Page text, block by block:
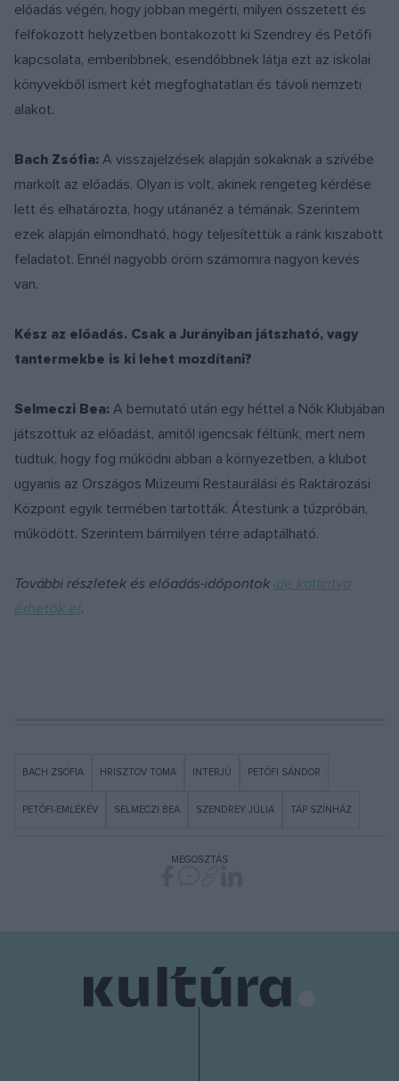
előadás végén, hogy jobban megérti, milyen összetett és
felfokozott helyzetben bontakozott ki Szendrey és Petőfi
kapcsolata, emberibbnek, esendőbbnek látja ezt az iskolai
könyvekből ismert két megfoghatatlan és távoli nemzeti
alakot.
Bach Zsófia: A visszajelzések alapján sokaknak a szívébe
markolt az előadás. Olyan is volt, akinek rengeteg kérdése
lett és elhatározta, hogy utánanéz a témának. Szerintem
ezek alapján elmondható, hogy teljesítettük a ránk kiszabott
feladatot. Ennél nagyobb öröm számomra nagyon kevés
van.
Kész az előadás. Csak a Jurányiban játszható, vagy
tantermekbe is ki lehet mozdítani?
Selmeczi Bea: A bemutató után egy héttel a Nők Klubjában
játszottuk az előadást, amitől igencsak féltünk, mert nem
tudtuk, hogy fog működni abban a környezetben, a klubot
ugyanis az Országos Múzeumi Restaurálási és Raktározási
Központ egyik termében tartották. Átestünk a tűzpróbán,
működött. Szerintem bármilyen térre adaptálható.
További részletek és előadás-időpontok ide kattintva
érhetők el.
BACH ZSÓFIA HRISZTOV TOMA INTERJÚ PETŐFI SÁNDOR
PETŐFI-EMLÉKÉV SELMECZI BEA SZENDREY JÚLIA TÁP SZÍNHÁZ
MEGOSZTÁS